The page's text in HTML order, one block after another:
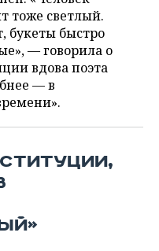
тоже светлый.
букеты быстро
— говорила о
вдова поэта
— в